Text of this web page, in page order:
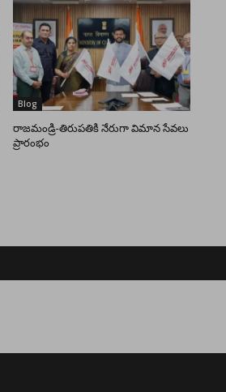
Blog
రాజమండ్రి-తిరుపతికి నేరుగా విమాన సేవలు
ప్రారంభం